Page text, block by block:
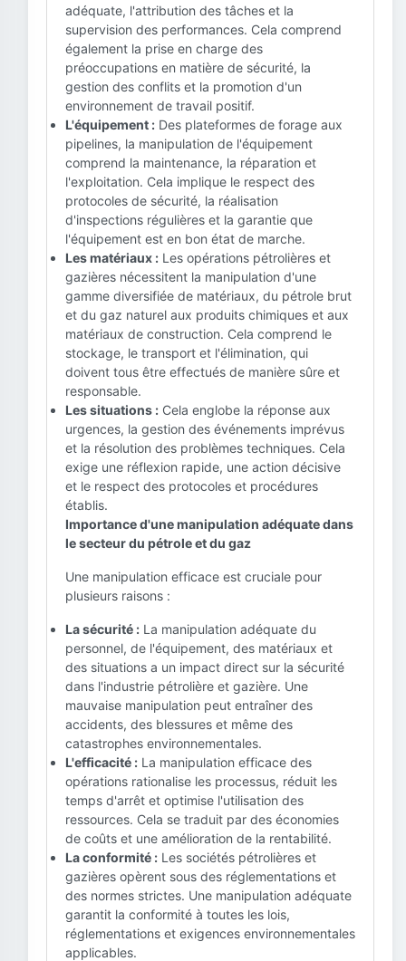
adéquate, l'attribution des tâches et la
supervision des performances. Cela comprend
également la prise en charge des
préoccupations en matière de sécurité, la
gestion des conflits et la promotion d'un
environnement de travail positif.
L'équipement : Des plateformes de forage aux
pipelines, la manipulation de l'équipement
comprend la maintenance, la réparation et
l'exploitation. Cela implique le respect des
protocoles de sécurité, la réalisation
d'inspections régulières et la garantie que
l'équipement est en bon état de marche.
Les matériaux : Les opérations pétrolières et
gazières nécessitent la manipulation d'une
gamme diversifiée de matériaux, du pétrole brut
et du gaz naturel aux produits chimiques et aux
matériaux de construction. Cela comprend le
stockage, le transport et l'élimination, qui
doivent tous être effectués de manière sûre et
responsable.
Les situations : Cela englobe la réponse aux
urgences, la gestion des événements imprévus
et la résolution des problèmes techniques. Cela
exige une réflexion rapide, une action décisive
et le respect des protocoles et procédures
établis.
Importance d'une manipulation adéquate dans
le secteur du pétrole et du gaz
Une manipulation efficace est cruciale pour
plusieurs raisons :
La sécurité : La manipulation adéquate du
personnel, de l'équipement, des matériaux et
des situations a un impact direct sur la sécurité
dans l'industrie pétrolière et gazière. Une
mauvaise manipulation peut entraîner des
accidents, des blessures et même des
catastrophes environnementales.
L'efficacité : La manipulation efficace des
opérations rationalise les processus, réduit les
temps d'arrêt et optimise l'utilisation des
ressources. Cela se traduit par des économies
de coûts et une amélioration de la rentabilité.
La conformité : Les sociétés pétrolières et
gazières opèrent sous des réglementations et
des normes strictes. Une manipulation adéquate
garantit la conformité à toutes les lois,
réglementations et exigences environnementales
applicables.